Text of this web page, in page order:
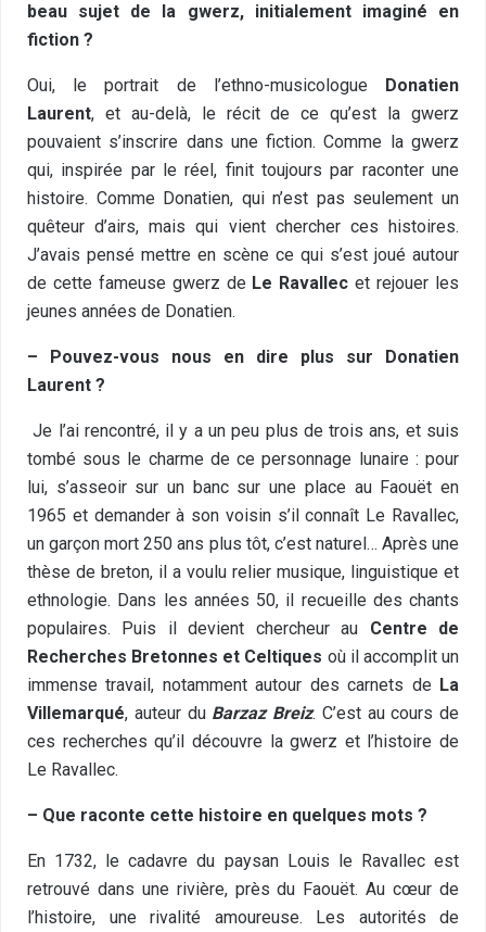
beau sujet de la gwerz, initialement imaginé en
fiction ?
Oui, le portrait de l’ethno-musicologue Donatien
Laurent, et au-delà, le récit de ce qu’est la gwerz
pouvaient s’inscrire dans une fiction. Comme la gwerz
qui, inspirée par le réel, finit toujours par raconter une
histoire. Comme Donatien, qui n’est pas seulement un
quêteur d’airs, mais qui vient chercher ces histoires.
J’avais pensé mettre en scène ce qui s’est joué autour
de cette fameuse gwerz de Le Ravallec et rejouer les
jeunes années de Donatien.
– Pouvez-vous nous en dire plus sur Donatien
Laurent ?
Je l’ai rencontré, il y a un peu plus de trois ans, et suis
tombé sous le charme de ce personnage lunaire : pour
lui, s’asseoir sur un banc sur une place au Faouët en
1965 et demander à son voisin s’il connaît Le Ravallec,
un garçon mort 250 ans plus tôt, c’est naturel… Après une
thèse de breton, il a voulu relier musique, linguistique et
ethnologie. Dans les années 50, il recueille des chants
populaires. Puis il devient chercheur au Centre de
Recherches Bretonnes et Celtiques où il accomplit un
immense travail, notamment autour des carnets de La
Villemarqué, auteur du Barzaz Breiz. C’est au cours de
ces recherches qu’il découvre la gwerz et l’histoire de
Le Ravallec.
– Que raconte cette histoire en quelques mots ?
En 1732, le cadavre du paysan Louis le Ravallec est
retrouvé dans une rivière, près du Faouët. Au cœur de
l’histoire, une rivalité amoureuse. Les autorités de